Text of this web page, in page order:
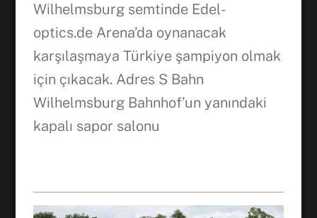
Wilhelmsburg semtinde Edel-
optics.de Arena’da oynanacak
karşılaşmaya Türkiye şampiyon olmak
için çıkacak. Adres S Bahn
Wilhelmsburg Bahnhof’un yanındaki
kapalı sapor salonu
Facebook